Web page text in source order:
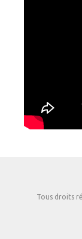
Tous droits